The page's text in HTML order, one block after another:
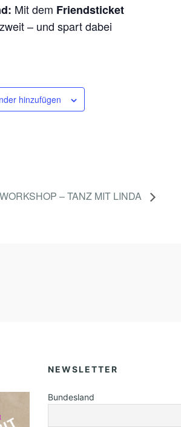
Mit dem Friendsticket
– und spart dabei
hinzufügen
– TANZ MIT LINDA
NEWSLETTER
Bundesland